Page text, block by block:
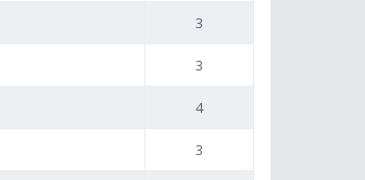
3
3
4
3